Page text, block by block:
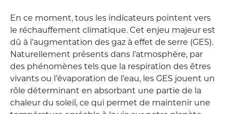
En ce moment, tous les indicateurs pointent vers
le réchauffement climatique. Cet enjeu majeur est
dû à l’augmentation des gaz à effet de serre (GES).
Naturellement présents dans l’atmosphère, par
des phénomènes tels que la respiration des êtres
vivants ou l’évaporation de l’eau, les GES jouent un
rôle déterminant en absorbant une partie de la
chaleur du soleil, ce qui permet de maintenir une